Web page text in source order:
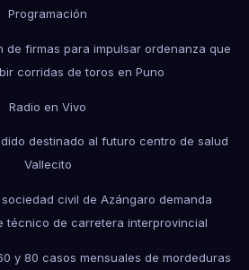
Programación
de firmas para impulsar ordenanza que
corridas de toros en Puno
Radio en Vivo
destinado al futuro centro de salud
Vallecito
civil de Azángaro demanda
técnico de carretera interprovincial
y 80 casos mensuales de mordeduras